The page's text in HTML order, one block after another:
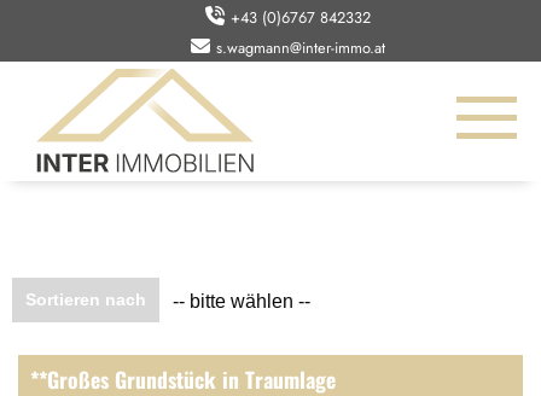
+43 (0)6767 842332
s.wagmann@inter-immo.at
Sortieren nach -- bitte wählen --
**Großes Grundstück in Traumlage